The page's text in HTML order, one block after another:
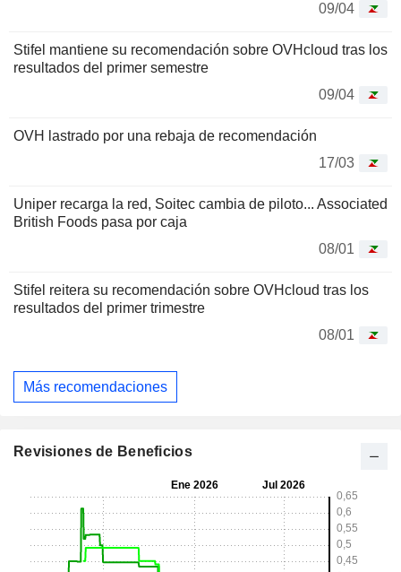
09/04
Stifel mantiene su recomendación sobre OVHcloud tras los
resultados del primer semestre
09/04
OVH lastrado por una rebaja de recomendación
17/03
Uniper recarga la red, Soitec cambia de piloto... Associated
British Foods pasa por caja
08/01
Stifel reitera su recomendación sobre OVHcloud tras los
resultados del primer trimestre
08/01
Más recomendaciones
Revisiones de Beneficios